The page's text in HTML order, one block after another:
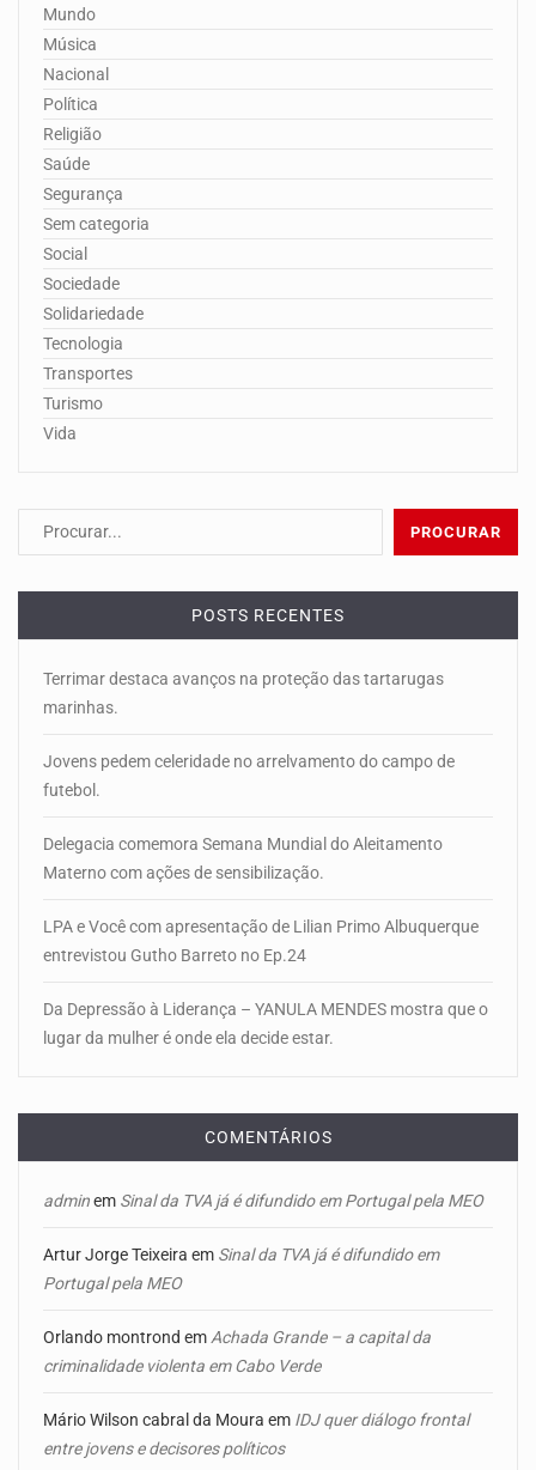
Mundo
Música
Nacional
Política
Religião
Saúde
Segurança
Sem categoria
Social
Sociedade
Solidariedade
Tecnologia
Transportes
Turismo
Vida
POSTS RECENTES
Terrimar destaca avanços na proteção das tartarugas
marinhas.
Jovens pedem celeridade no arrelvamento do campo de
futebol.
Delegacia comemora Semana Mundial do Aleitamento
Materno com ações de sensibilização.
LPA e Você com apresentação de Lilian Primo Albuquerque
entrevistou Gutho Barreto no Ep.24
Da Depressão à Liderança – YANULA MENDES mostra que o
lugar da mulher é onde ela decide estar.
COMENTÁRIOS
adminem Sinal da TVA já é difundido em Portugal pela MEO
Artur Jorge Teixeira em Sinal da TVA já é difundido em
Portugal pela MEO
Orlando montrond em Achada Grande – a capital da
criminalidade violenta em Cabo Verde
Mário Wilson cabral da Moura em IDJ quer diálogo frontal
entre jovens e decisores políticos